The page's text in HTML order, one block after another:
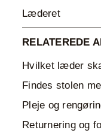
Læderet
RELATEREDE
Hvilket læder
Findes stolen
Pleje og
Returnering og